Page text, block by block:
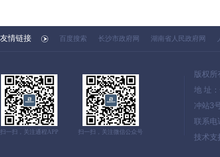
友情链接 百度搜索 长沙市政府网 湖南省人民政府网
扫一扫，关注通程APP 扫一扫，关注微信公众号
版权
地 址
冲站3
联系电
技术支